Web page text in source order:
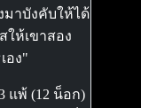
มาบังคับให้ได้
ให้เขาสอง
อง"
แพ้ (12 น็อก)